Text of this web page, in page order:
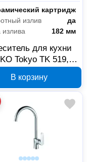
картридж
излив
да
182 мм
для кухни
Tokyo TK 519,
В корзину